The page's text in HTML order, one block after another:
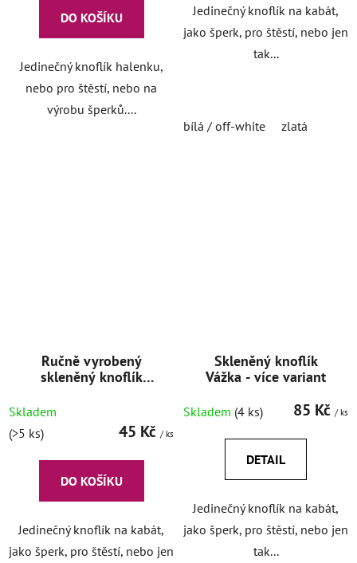
DO KOŠÍKU
Jedinečný knoflík halenku,
nebo pro štěstí, nebo na
výrobu šperků....
Jedinečný knoflík na kabát,
jako šperk, pro štěstí, nebo jen
tak...
bílá / off-white zlatá
Ručně vyrobený
skleněný knoflík
Skladem
(>5 ks)
45 Kč / ks
DO KOŠÍKU
Jedinečný knoflík na kabát,
jako šperk, pro štěstí, nebo jen
Skleněný knoflík
Vážka - více variant
Skladem (4 ks) 85 Kč / ks
DETAIL
Jedinečný knoflík na kabát,
jako šperk, pro štěstí, nebo jen
tak...